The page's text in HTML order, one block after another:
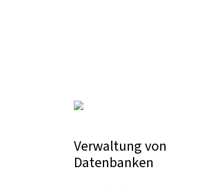
Verwaltung von
Datenbanken